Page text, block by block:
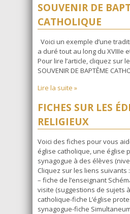
SOUVENIR DE
CATHOLIQUE
Voici un exemple d’une
a duré tout au long du XVIIIe
Pour lire l’article, cliquez
SOUVENIR DE BAPTÊME
Lire la suite »
FICHES SUR LES
RELIGIEUX
Voici des fiches pour vous
église catholique, une église
synagogue à des élèves
Cliquez sur les liens suivants
– fiche de l’enseignant
visite (suggestions de sujets
catholique-fiche L’église
synagogue-fiche